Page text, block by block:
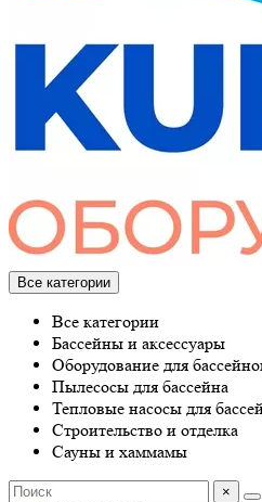
Все категории
Все категории
Бассейны и аксессуары
Оборудование для
Пылесосы для бассейна
Тепловые насосы для
Строительство и отделка
Сауны и хаммамы
×